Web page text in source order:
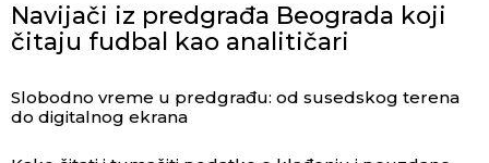
Navijači iz predgrađa Beograda koji
čitaju fudbal kao analitičari
Slobodno vreme u predgrađu: od susedskog terena
do digitalnog ekrana